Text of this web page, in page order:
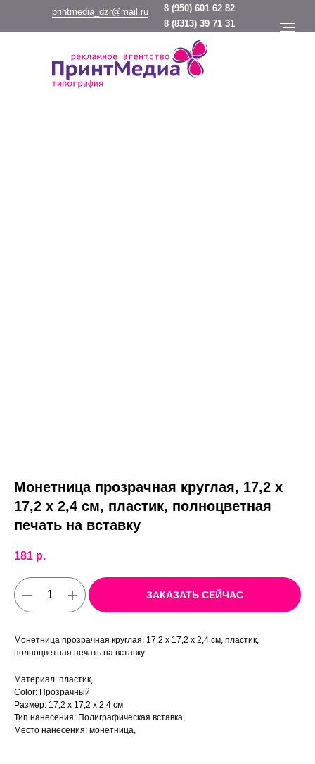
8 (950) 601 62 82
printmedia_dzr@mail.ru
8 (8313) 39 71 31
Монетница прозрачная круглая, 17,2 х
17,2 х 2,4 см, пластик, полноцветная
печать на вставку
181 р.
ЗАКАЗАТЬ СЕЙЧАС
Монетница прозрачная круглая, 17,2 х 17,2 х 2,4 см, пластик,
полноцветная печать на вставку
Материал: пластик,
Color: Прозрачный
Размер: 17,2 х 17,2 х 2,4 см
Тип нанесения: Полиграфическая вставка,
Место нанесения: монетница,